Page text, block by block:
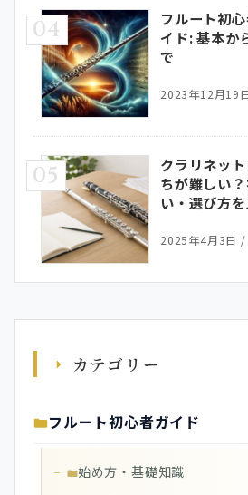
04
フルート初
イド: 基本か
で
2023年12月19
05
クラリネッ
ちが難しい
い・選び方
2025年4月3日 /
カテゴリー
フルート初心者ガイド
始め方・基礎知識